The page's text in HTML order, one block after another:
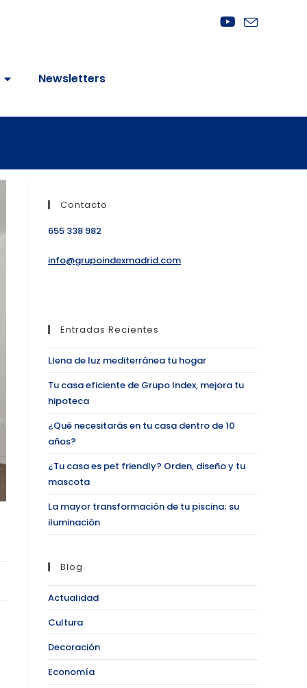
Newsletters
Contacto
655 338 982
info@grupoindexmadrid.com
Entradas Recientes
Llena de luz mediterránea tu hogar
Tu casa eficiente de Grupo Index, mejora tu
hipoteca
¿Qué necesitarás en tu casa dentro de 10
años?
¿Tu casa es pet friendly? Orden, diseño y tu
mascota
La mayor transformación de tu piscina; su
iluminación
Blog
Actualidad
Cultura
Decoración
Economía